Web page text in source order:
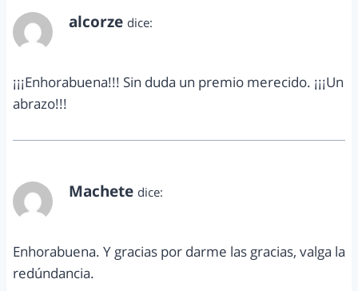
alcorze dice:
¡¡¡Enhorabuena!!! Sin duda un premio merecido. ¡¡¡Un
abrazo!!!
Machete dice:
Enhorabuena. Y gracias por darme las gracias, valga la
redúndancia.